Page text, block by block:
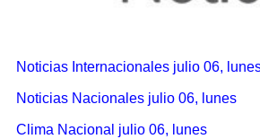
Noticias Internacionales julio 06,
Noticias Nacionales julio 06, lunes
Clima Nacional julio 06, lunes